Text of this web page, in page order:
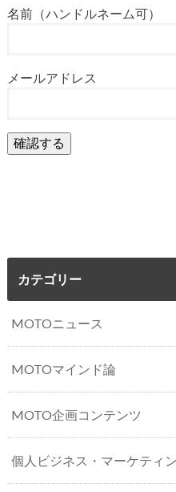
名前（ハンドルネーム可）
メールアドレス
カテゴリー
MOTOニュース
MOTOマインド論
MOTO企画コンテンツ
個人ビジネス・マーケティ